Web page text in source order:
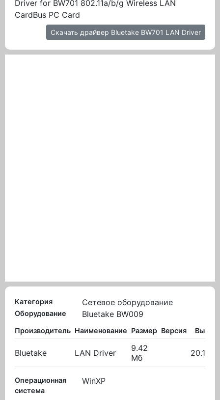
Driver for BW701 802.11a/b/g Wireless LAN
CardBus PC Card
Скачать драйвер Bluetake BW701 LAN Driver
Категория Сетевое оборудование
Оборудование Bluetake BW009
Производитель Наименование Размер Версия
Bluetake LAN Driver
9.42
Мб
Операционная
система
WinXP